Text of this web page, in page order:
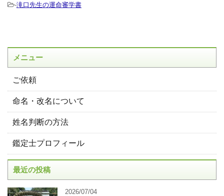
-滝口先生の運命審学書
メニュー
ご依頼
命名・改名について
姓名判断の方法
鑑定士プロフィール
最近の投稿
2026/07/04